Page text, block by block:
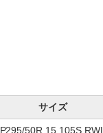
サイズ
P295/50R 15 105S RWL